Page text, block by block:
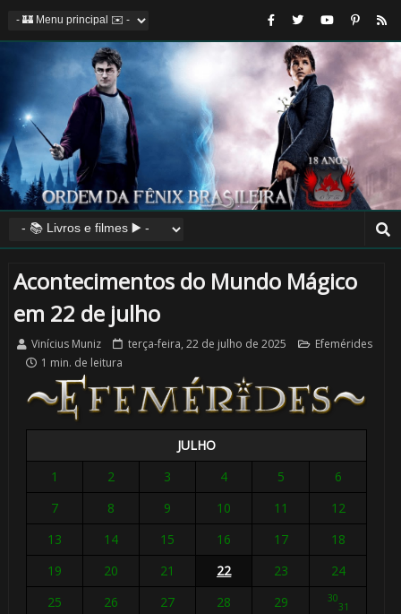
Acontecimentos do Mundo Mágico
em 22 de julho
Vinícius Muniz terça-feira, 22 de julho de 2025
Efemérides
1 min. de leitura
JULHO
1
2 3 4 5
6
7
8 9 10 11
12
13
14 15 16 17
18
19
20 21 22 23
24
25
26 27 28 29 30
31